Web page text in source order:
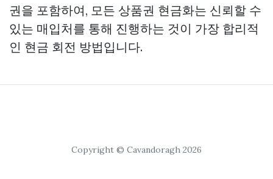
권을 포함하여, 모든 상품권 현금화는 신뢰할 수
있는 매입처를 통해 진행하는 것이 가장 합리적
인 현금 회전 방법입니다.
Copyright © Cavandoragh 2026